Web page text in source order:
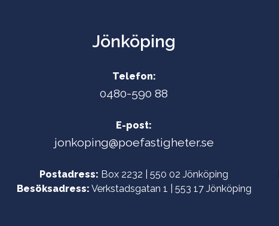
Jönköping
Telefon:
0480-590 88
E-post:
jonkoping@poefastigheter.se
Postadress: Box 2232 | 550 02 Jönköping
Besöksadress: Verkstadsgatan 1 | 553 17 Jönköping